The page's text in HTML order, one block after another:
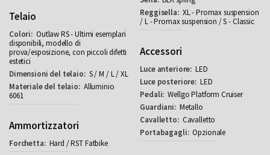
Telaio
Outlaw RS - Ultimi esemplari
disponibili, modello di
prova/esposizione, con piccoli difetti
estetici
S / M / L / XL
Alluminio
6061
Ammortizzatori
Hard / RST Fatbike
XL - Promax suspension
/ L - Promax suspension / S - Classic
Accessori
LED
LED
Wellgo Platform Cruiser
Metallo
Cavalletto
Opzionale